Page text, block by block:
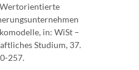
Wertorientierte
in: WiSt –
Studium, 37.
257.